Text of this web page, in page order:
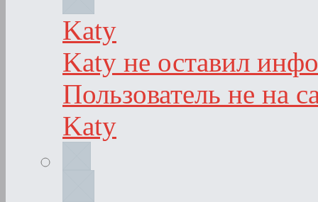
Katy
Katy не оставил
Пользователь не на
Katy